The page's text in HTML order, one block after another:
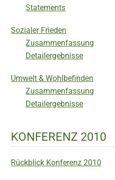
Statements
Sozialer Frieden
Zusammenfassung
Detailergebnisse
Umwelt & Wohlbefinden
Zusammenfassung
Detailergebnisse
KONFERENZ 2010
Rückblick Konferenz 2010